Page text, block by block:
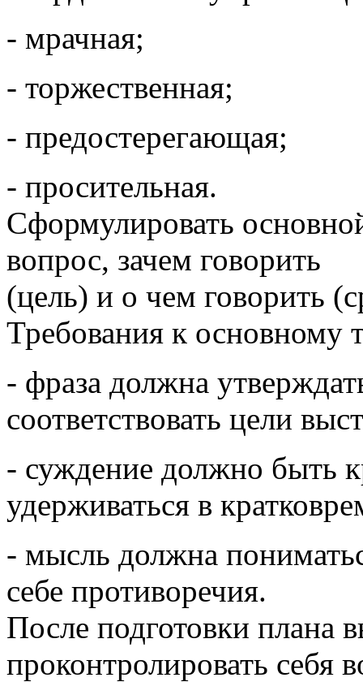
- мрачная;
- торжественная;
- предостерегающая;
- просительная.
Сформулировать
вопрос, зачем говорить
(цель) и о чем говорить
Требования к основному
- фраза должна
соответствовать цели
- суждение должно быть
удерживаться в
- мысль должна
себе противоречия.
После подготовки плана
проконтролировать себя